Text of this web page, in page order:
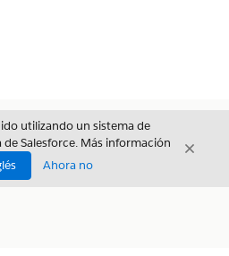
utilizando un sistema de
Salesforce. Más información
Ahora no
Cerrar
materias